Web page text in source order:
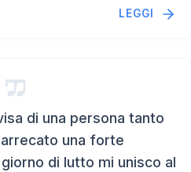
LEGGI
di una persona tanto
una forte
di lutto mi unisco al